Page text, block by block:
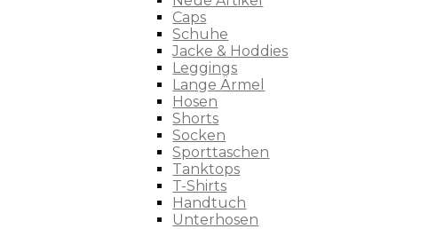
Caps
Schuhe
Jacke & Hoddies
Leggings
Lange Ärmel
Hosen
Shorts
Socken
Sporttaschen
Tanktops
T-Shirts
Handtuch
Unterhosen